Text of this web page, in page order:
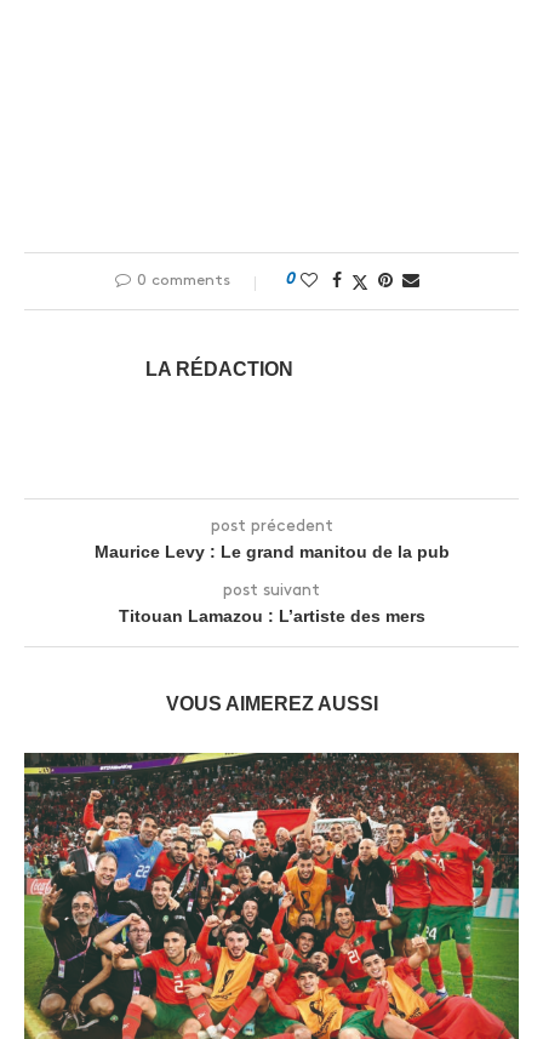
0 comments 0
LA RÉDACTION
post précedent
Maurice Levy : Le grand manitou de la pub
post suivant
Titouan Lamazou : L’artiste des mers
VOUS AIMEREZ AUSSI